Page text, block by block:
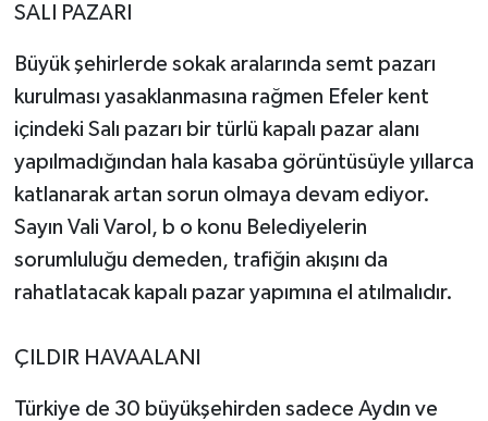
SALI PAZARI
Büyük şehirlerde sokak aralarında semt pazarı
kurulması yasaklanmasına rağmen Efeler kent
içindeki Salı pazarı bir türlü kapalı pazar alanı
yapılmadığından hala kasaba görüntüsüyle yıllarca
katlanarak artan sorun olmaya devam ediyor.
Sayın Vali Varol, b o konu Belediyelerin
sorumluluğu demeden, trafiğin akışını da
rahatlatacak kapalı pazar yapımına el atılmalıdır.
ÇILDIR HAVAALANI
Türkiye de 30 büyükşehirden sadece Aydın ve